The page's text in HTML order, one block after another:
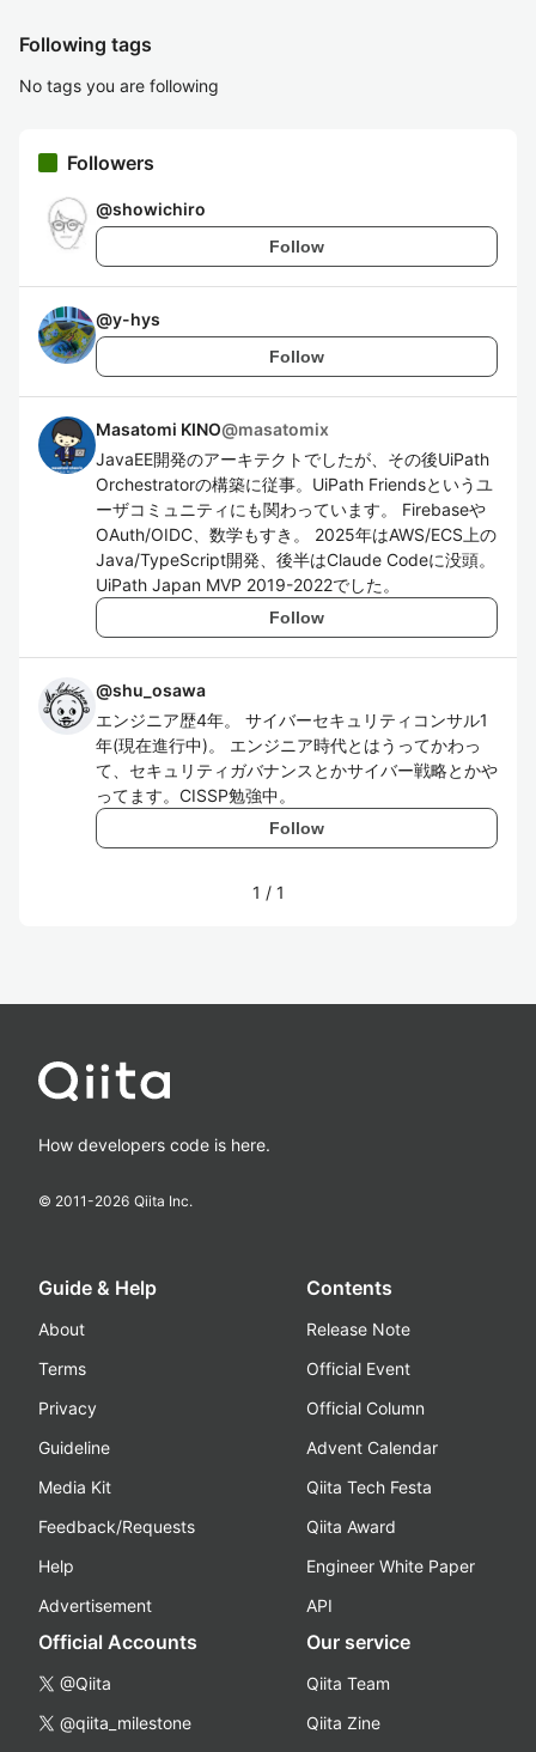
Following tags
No tags you are following
Followers
@showichiro
Follow
@y-hys
Follow
Masatomi KINO@masatomix
JavaEE開発のアーキテクトでしたが、その後UiPath
Orchestratorの構築に従事。UiPath Friendsというユ
ーザコミュニティにも関わっています。 Firebaseや
OAuth/OIDC、数学もすき。 2025年はAWS/ECS上の
Java/TypeScript開発、後半はClaude Codeに没頭。
UiPath Japan MVP 2019-2022でした。
Follow
@shu_osawa
エンジニア歴4年。 サイバーセキュリティコンサル1
年(現在進行中)。 エンジニア時代とはうってかわっ
て、セキュリティガバナンスとかサイバー戦略とかや
ってます。CISSP勉強中。
Follow
1 / 1
How developers code is here.
© 2011-2026 Qiita Inc.
Guide & Help
About
Terms
Privacy
Guideline
Media Kit
Feedback/Requests
Help
Advertisement
Contents
Release Note
Official Event
Official Column
Advent Calendar
Qiita Tech Festa
Qiita Award
Engineer White Paper
API
Official Accounts
@Qiita
@qiita_milestone
Our service
Qiita Team
Qiita Zine